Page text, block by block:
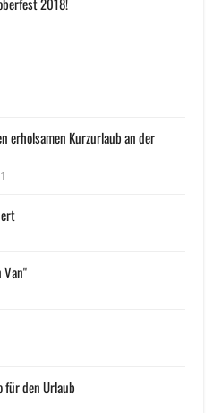
erholsamen Kurzurlaub an der
Van"
für den Urlaub